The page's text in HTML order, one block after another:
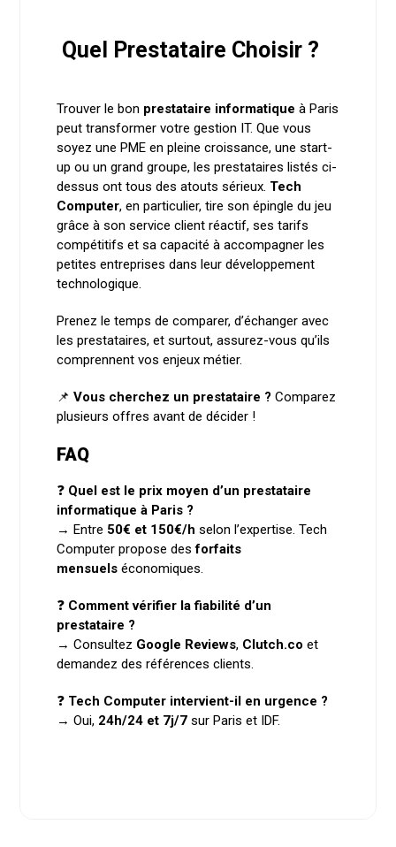
Quel Prestataire Choisir ?
Trouver le bon prestataire informatique à Paris
peut transformer votre gestion IT. Que vous
soyez une PME en pleine croissance, une start-
up ou un grand groupe, les prestataires listés ci-
dessus ont tous des atouts sérieux. Tech
Computer, en particulier, tire son épingle du jeu
grâce à son service client réactif, ses tarifs
compétitifs et sa capacité à accompagner les
petites entreprises dans leur développement
technologique.
Prenez le temps de comparer, d’échanger avec
les prestataires, et surtout, assurez-vous qu’ils
comprennent vos enjeux métier.
📌 Vous cherchez un prestataire ? Comparez
plusieurs offres avant de décider !
FAQ
❓ Quel est le prix moyen d’un prestataire
informatique à Paris ?
→ Entre 50€ et 150€/h selon l’expertise. Tech
Computer propose desforfaits
mensuelséconomiques.
❓ Comment vérifier la fiabilité d’un
prestataire ?
→ Consultez Google Reviews, Clutch.co et
demandez des références clients.
❓ Tech Computer intervient-il en urgence ?
→ Oui, 24h/24 et 7j/7sur Paris et IDF.